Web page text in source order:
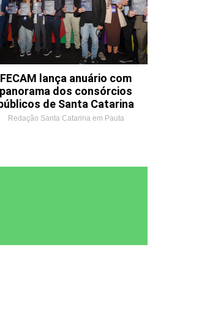
FECAM lança anuário com
panorama dos consórcios
de Santa Catarina
Redação Santa Catarina em Pauta